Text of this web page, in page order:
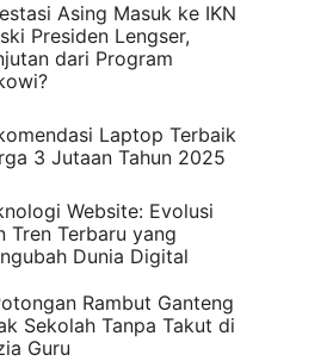
Asing Masuk ke IKN
Presiden Lengser,
dari Program
Laptop Terbaik
3 Jutaan Tahun 2025
Website: Evolusi
Tren Terbaru yang
Dunia Digital
Rambut Ganteng
Sekolah Tanpa Takut di
Guru